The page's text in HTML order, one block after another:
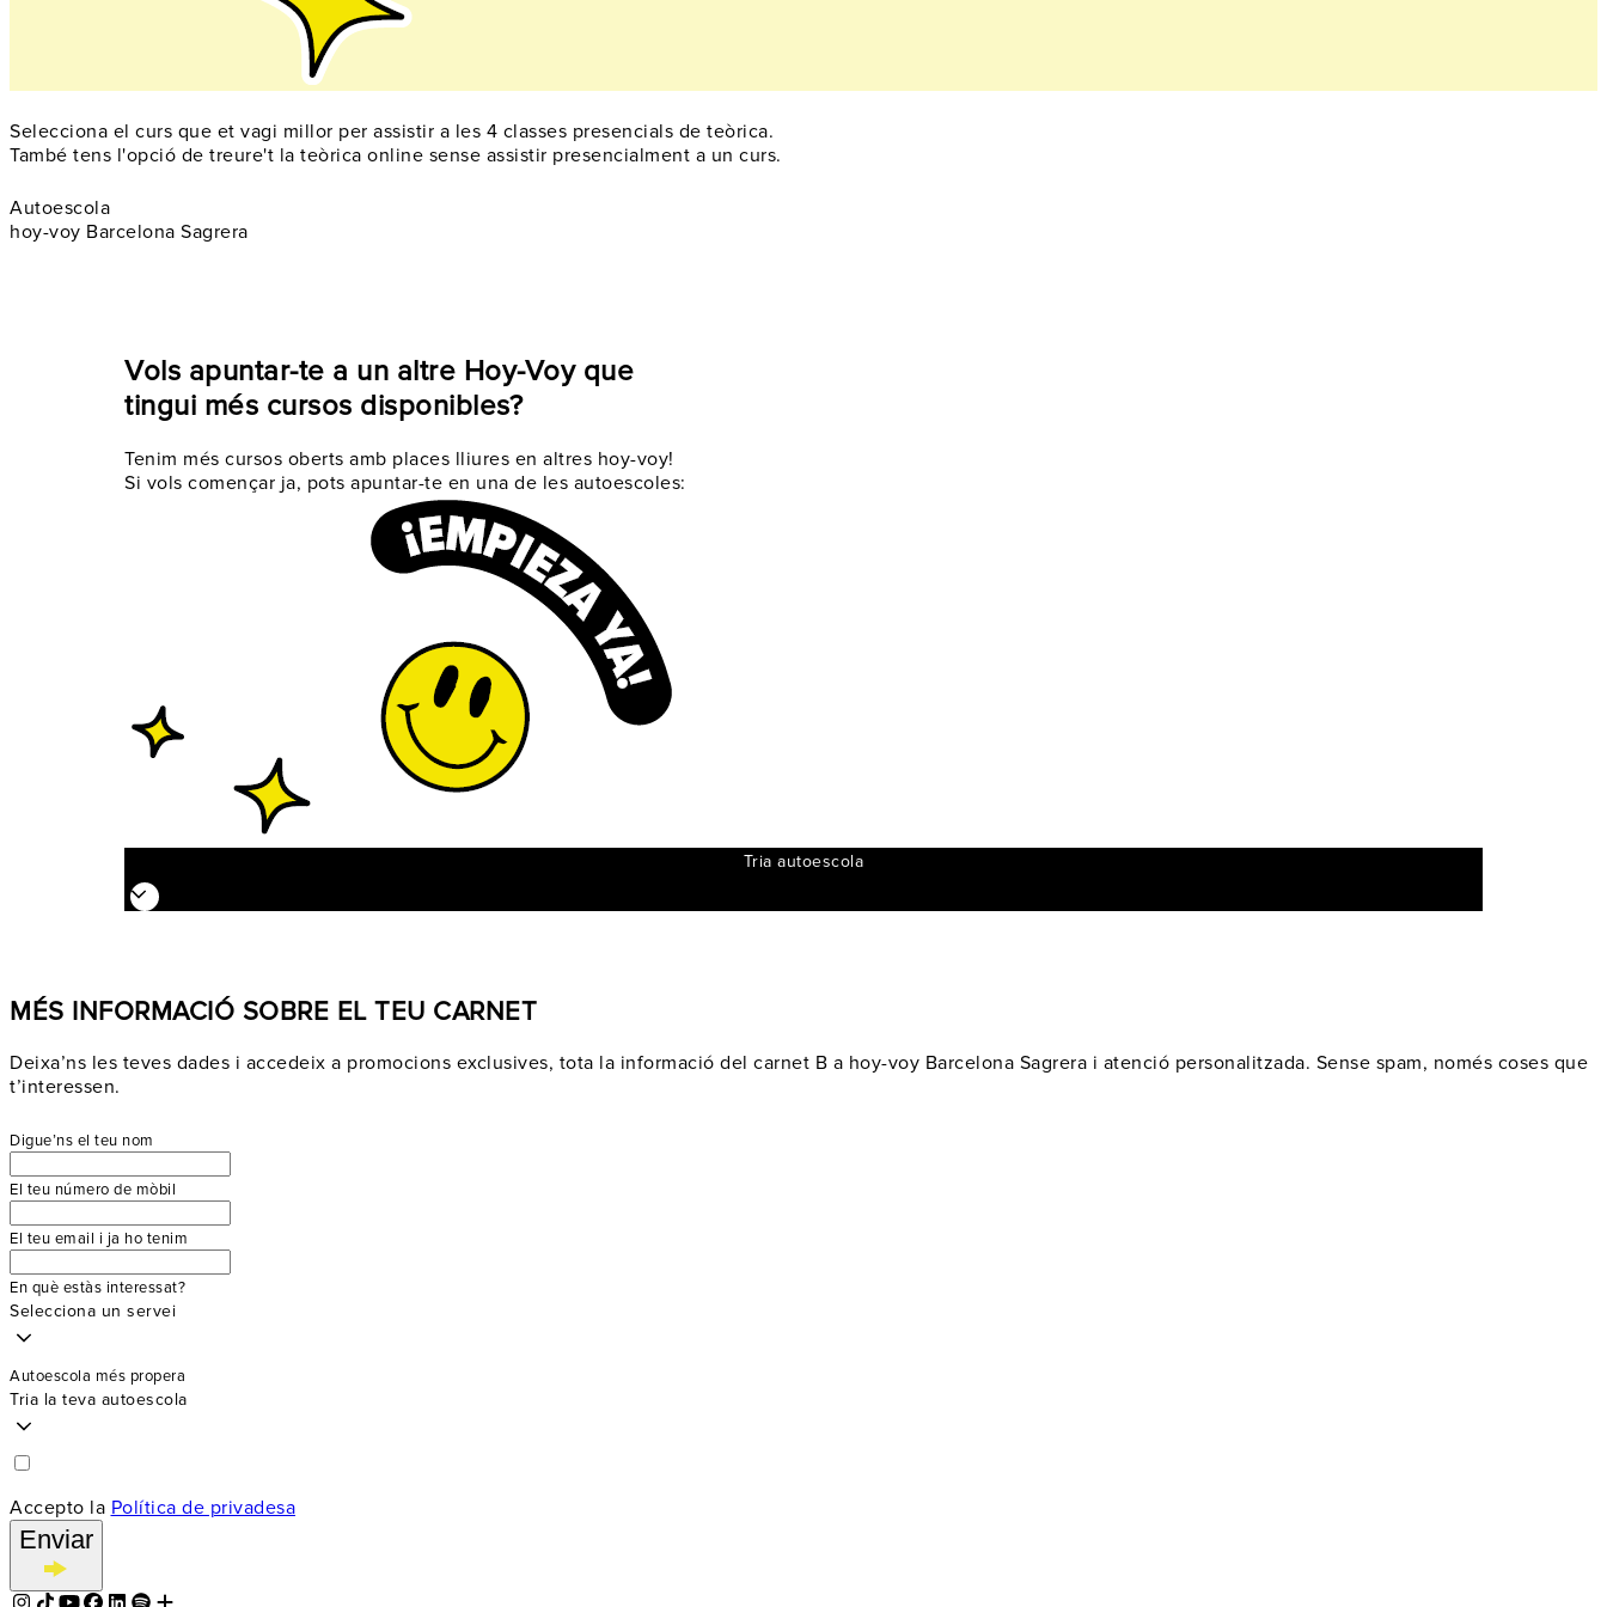
Selecciona el curs que et vagi millor per assistir a les 4 classes presencials de teòrica.
També tens l'opció de treure't la teòrica online sense assistir presencialment a un curs.
Autoescola
hoy-voy Barcelona Sagrera
Vols apuntar-te a un altre Hoy-Voy que
tingui més cursos disponibles?
Tenim més cursos oberts amb places lliures en altres hoy-voy!
Si vols començar ja, pots apuntar-te en una de les autoescoles:
Tria autoescola
MÉS INFORMACIÓ SOBRE EL TEU CARNET
Deixa’ns les teves dades i accedeix a promocions exclusives, tota la informació del carnet B a hoy-voy Barcelona Sagrera i atenció personalitzada. Sense spam, només coses que
t’interessen.
Digue’ns el teu nom
El teu número de mòbil
El teu email i ja ho tenim
En què estàs interessat?
Selecciona un servei
Autoescola més propera
Tria la teva autoescola
Accepto la Política de privadesa
Enviar